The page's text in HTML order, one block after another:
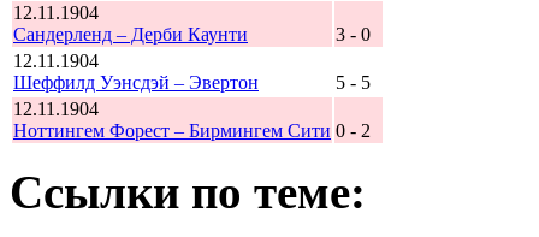
12.11.1904
Сандерленд – Дерби Каунти
3 - 0
12.11.1904
Шеффилд Уэнсдэй – Эвертон
5 - 5
12.11.1904
Ноттингем Форест – Бирмингем Сити 0 - 2
Ссылки по теме: